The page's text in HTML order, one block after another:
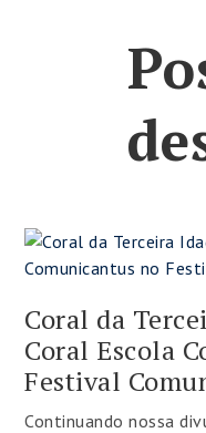
Coral da
Coral Escola
Festival
Continuando nossa